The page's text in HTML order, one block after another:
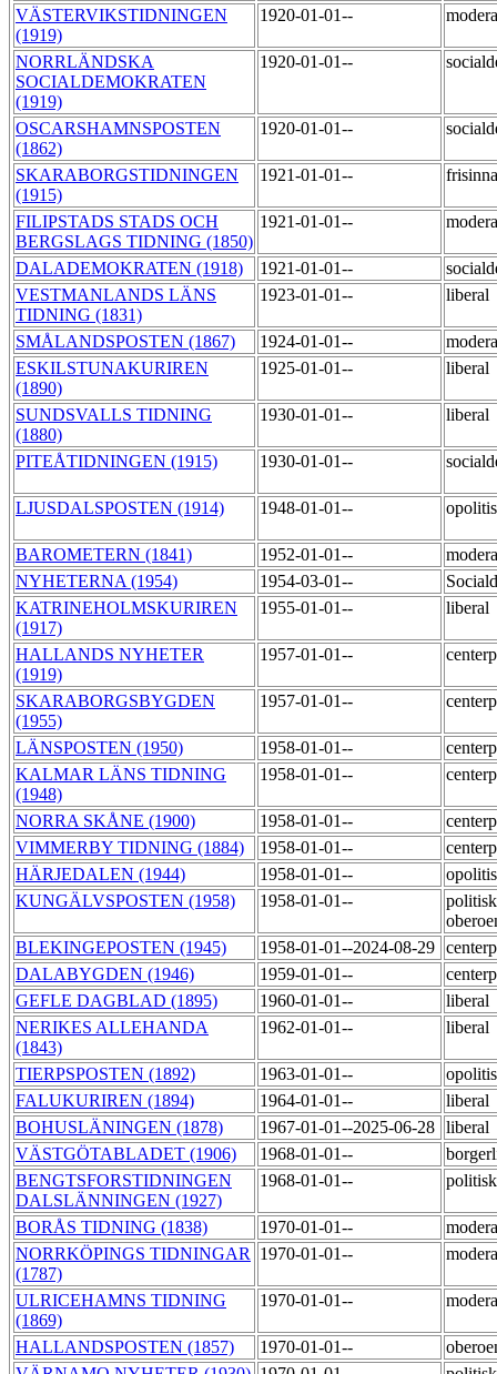
VÄSTERVIKSTIDNINGEN
(1919)
1920-01-01--
NORRLÄNDSKA
SOCIALDEMOKRATEN
(1919)
1920-01-01--
OSCARSHAMNSPOSTEN
(1862)
1920-01-01--
SKARABORGSTIDNINGEN
(1915)
1921-01-01--
FILIPSTADS STADS OCH
BERGSLAGS TIDNING (1850)
1921-01-01--
DALADEMOKRATEN (1918) 1921-01-01--
VESTMANLANDS LÄNS
TIDNING (1831)
1923-01-01-- liberal
SMÅLANDSPOSTEN (1867) 1924-01-01--
ESKILSTUNAKURIREN
(1890)
1925-01-01-- liberal
SUNDSVALLS TIDNING
(1880)
1930-01-01-- liberal
PITEÅTIDNINGEN (1915) 1930-01-01--
LJUSDALSPOSTEN (1914) 1948-01-01--
BAROMETERN (1841) 1952-01-01--
NYHETERNA (1954)
1954-03-01--
KATRINEHOLMSKURIREN
(1917)
1955-01-01-- liberal
HALLANDS NYHETER
(1919)
1957-01-01--
SKARABORGSBYGDEN
(1955)
1957-01-01--
LÄNSPOSTEN (1950) 1958-01-01--
KALMAR LÄNS TIDNING
(1948)
1958-01-01--
NORRA SKÅNE (1900) 1958-01-01--
VIMMERBY TIDNING (1884)
1958-01-01--
HÄRJEDALEN (1944)
1958-01-01--
KUNGÄLVSPOSTEN (1958)
1958-01-01--
BLEKINGEPOSTEN (1945)
1958-01-01--2024-08-29
DALABYGDEN (1946)
1959-01-01--
GEFLE DAGBLAD (1895)
1960-01-01--
liberal
NERIKES ALLEHANDA
(1843)
1962-01-01-- liberal
TIERPSPOSTEN (1892) 1963-01-01--
FALUKURIREN (1894)
1964-01-01--
liberal
BOHUSLÄNINGEN (1878)
1967-01-01--2025-06-28 liberal
VÄSTGÖTABLADET (1906)
1968-01-01--
BENGTSFORSTIDNINGEN
DALSLÄNNINGEN (1927)
1968-01-01--
BORÅS TIDNING (1838) 1970-01-01--
NORRKÖPINGS TIDNINGAR
(1787)
1970-01-01--
ULRICEHAMNS TIDNING
(1869)
1970-01-01--
HALLANDSPOSTEN (1857) 1970-01-01--